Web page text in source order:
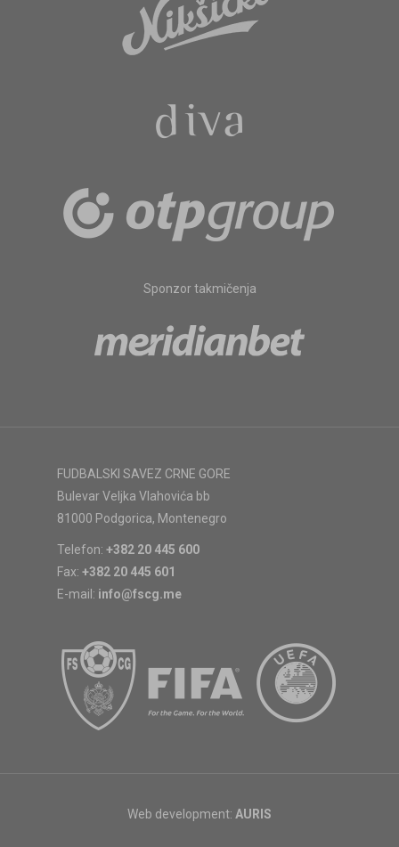
Sponzor takmičenja
FUDBALSKI SAVEZ CRNE GORE
Bulevar Veljka Vlahovića bb
81000 Podgorica, Montenegro
Telefon: +382 20 445 600
Fax: +382 20 445 601
E-mail: info@fscg.me
Web development: AURIS